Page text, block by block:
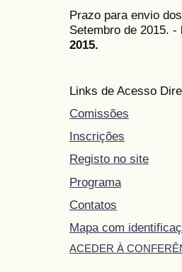
Prazo para envio
Setembro de 2015. -
2015.
Links de Acesso
Comissões
Inscrições
Registo no site
Programa
Contatos
Mapa com
ACEDER À